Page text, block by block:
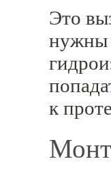
Это
нужны
к